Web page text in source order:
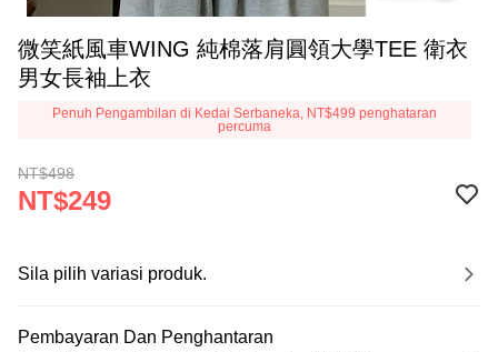
微笑紙風車WING 純棉落肩圓領大學TEE 衛衣
男女長袖上衣
Penuh Pengambilan di Kedai Serbaneka, NT$499 penghataran
percuma
NT$498
NT$249
Sila pilih variasi produk.
Pembayaran Dan Penghantaran